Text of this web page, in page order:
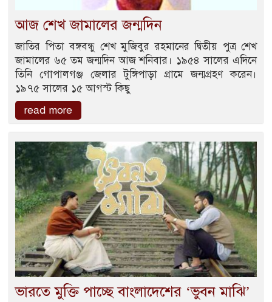
আজ শেখ জামালের জন্মদিন
জাতির পিতা বঙ্গবন্ধু শেখ মুজিবুর রহমানের দ্বিতীয় পুত্র শেখ
জামালের ৬৫ তম জন্মদিন আজ শনিবার। ১৯৫৪ সালের এদিনে
তিনি গোপালগঞ্জ জেলার টুঙ্গিপাড়া গ্রামে জন্মগ্রহণ করেন।
১৯৭৫ সালের ১৫ আগস্ট কিছু
read more
ভারতে মুক্তি পাচ্ছে বাংলাদেশের ‘ভুবন মাঝি’